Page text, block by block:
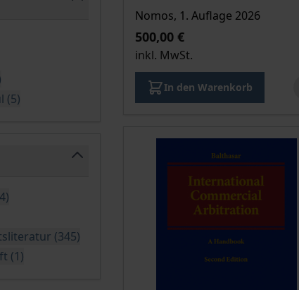
Produkte
Produkte
Produkte
(5verfügbare Produkte
)
verfügbare Produkte
)
Produkte
(345verfügbare Produkte
)
(1verfügbare Produkte
)
Nomos, 1. Auflage 2026
500,00 €
inkl. MwSt.
In den Warenkorb